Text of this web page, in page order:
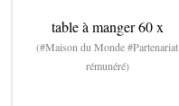
table à manger 60 x
(#Maison du Monde #Partenariat
rémunéré)